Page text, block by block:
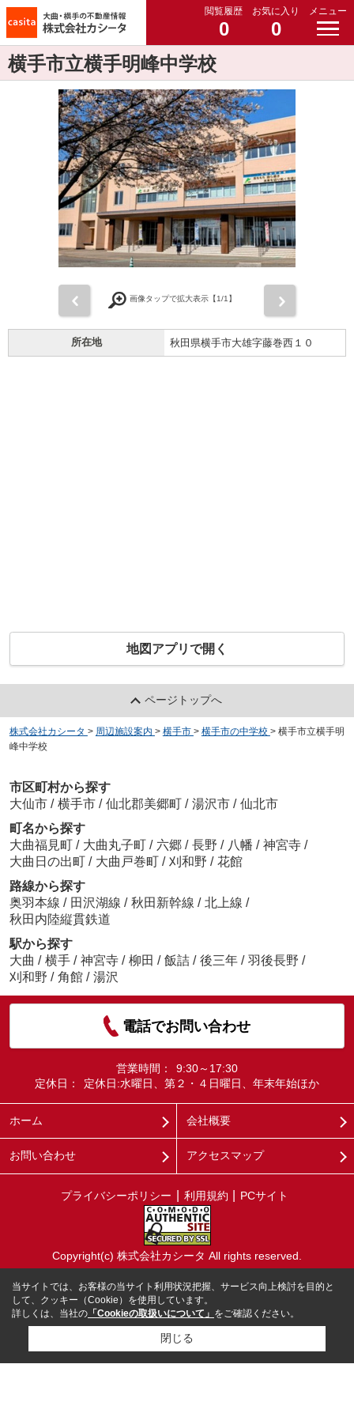
閲覧履歴
0
お気に入り
0
メニュー
横手市立横手明峰中学校
画像タップで拡大表示【1/1】
所在地 秋田県横手市大雄字藤巻西１０
地図アプリで開く
ページトップへ
株式会社カシータ > 周辺施設案内 > 横手市 > 横手市の中学校 > 横手市立横手明
峰中学校
市区町村から探す
大仙市 / 横手市 / 仙北郡美郷町 / 湯沢市 / 仙北市
町名から探す
大曲福見町 / 大曲丸子町 / 六郷 / 長野 / 八幡 / 神宮寺 /
大曲日の出町 / 大曲戸巻町 / 刈和野 / 花館
路線から探す
奥羽本線 / 田沢湖線 / 秋田新幹線 / 北上線 /
秋田内陸縦貫鉄道
駅から探す
大曲 / 横手 / 神宮寺 / 柳田 / 飯詰 / 後三年 / 羽後長野 /
刈和野 / 角館 / 湯沢
電話でお問い合わせ
営業時間：
9:30～17:30
定休日：
定休日:水曜日、第２・４日曜日、年末年始ほか
ホーム 会社概要
お問い合わせ アクセスマップ
プライバシーポリシー 利用規約 PCサイト
Copyright(c) 株式会社カシータ All rights reserved.
当サイトでは、お客様の当サイト利用状況把握、サービス向上検討を目的と
して、クッキー（Cookie）を使用しています。
詳しくは、当社の 「Cookieの取扱いについて」 をご確認ください。
閉じる